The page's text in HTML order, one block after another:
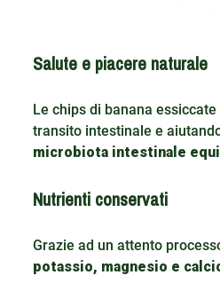
Salute e piacere naturale
Le chips di banana
transito intestinale e
microbiota intestinale
Nutrienti conservati
Grazie ad un attento
potassio, magnesio e